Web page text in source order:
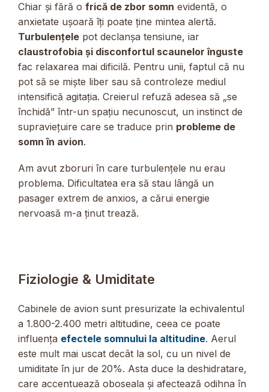
Chiar și fără o frică de zbor somn evidentă, o
anxietate ușoară îți poate ține mintea alertă.
Turbulențele pot declanșa tensiune, iar
claustrofobia și disconfortul scaunelor înguste
fac relaxarea mai dificilă. Pentru unii, faptul că nu
pot să se miște liber sau să controleze mediul
intensifică agitația. Creierul refuză adesea să „se
închidă” într-un spațiu necunoscut, un instinct de
supraviețuire care se traduce prin probleme de
somn în avion.
Am avut zboruri în care turbulențele nu erau
problema. Dificultatea era să stau lângă un
pasager extrem de anxios, a cărui energie
nervoasă m-a ținut trează.
Fiziologie & Umiditate
Cabinele de avion sunt presurizate la echivalentul
a 1.800-2.400 metri altitudine, ceea ce poate
influența efectele somnului la altitudine. Aerul
este mult mai uscat decât la sol, cu un nivel de
umiditate în jur de 20%. Asta duce la deshidratare,
care accentuează oboseala și afectează odihna în